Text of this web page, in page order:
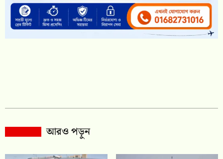
আরও পড়ুন